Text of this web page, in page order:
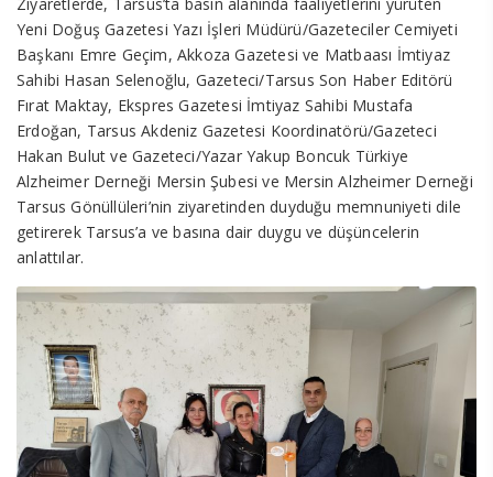
Ziyaretlerde, Tarsus’ta basın alanında faaliyetlerini yürüten
Yeni Doğuş Gazetesi Yazı İşleri Müdürü/Gazeteciler Cemiyeti
Başkanı Emre Geçim, Akkoza Gazetesi ve Matbaası İmtiyaz
Sahibi Hasan Selenoğlu, Gazeteci/Tarsus Son Haber Editörü
Fırat Maktay, Ekspres Gazetesi İmtiyaz Sahibi Mustafa
Erdoğan, Tarsus Akdeniz Gazetesi Koordinatörü/Gazeteci
Hakan Bulut ve Gazeteci/Yazar Yakup Boncuk Türkiye
Alzheimer Derneği Mersin Şubesi ve Mersin Alzheimer Derneği
Tarsus Gönüllüleri’nin ziyaretinden duyduğu memnuniyeti dile
getirerek Tarsus’a ve basına dair duygu ve düşüncelerin
anlattılar.